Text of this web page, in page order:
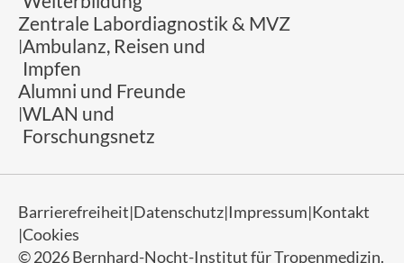
Zentrale Labordiagnostik & MVZ
Ambulanz, Reisen und
Impfen
Alumni und Freunde
WLAN und
Forschungsnetz
© 2026 Bernhard-Nocht-Institut für Tropenmedizin.
Barrierefreiheit Datenschutz Impressum Kontakt
Cookies